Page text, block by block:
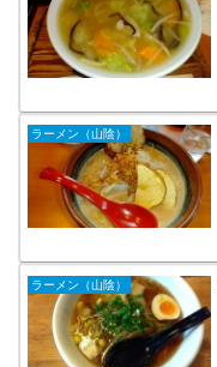
ラーメン（山陰）
ラーメン（山陰）